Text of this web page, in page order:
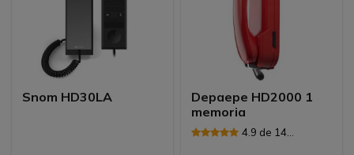
Snom HD30LA
Depaepe HD2000 1
memoria
4.9 de 14